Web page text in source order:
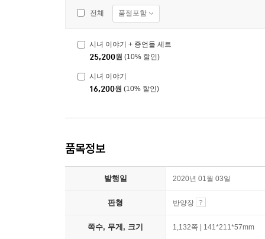
전체 품절포함
시녀 이야기 + 증언들 세트
25,200원 (10% 할인)
시녀 이야기
16,200원 (10% 할인)
품목정보
발행일 2020년 01월 03일
판형 반양장
쪽수, 무게, 크기 1,132쪽 | 141*211*57mm